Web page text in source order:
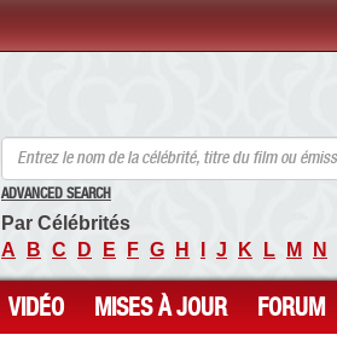
ADVANCED SEARCH
Par Célébrités
A
B C D E F G H J K L M N
VIDÉO MISES À JOUR FORUM